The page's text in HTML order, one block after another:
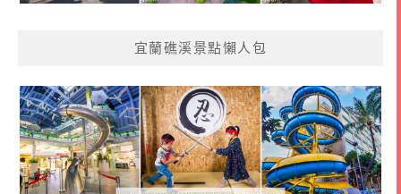
宜蘭礁溪景點懶人包